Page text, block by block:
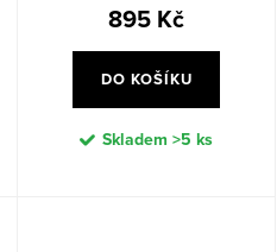
895 Kč
DO KOŠÍKU
Skladem >5 ks